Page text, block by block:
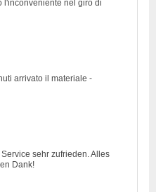
l'inconveniente nel giro di
arrivato il materiale -
sehr zufrieden. Alles
Dank!